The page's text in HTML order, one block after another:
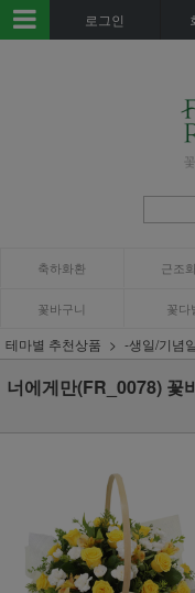
로그인
축하화환 근조
꽃바구니 꽃다
테마별 추천상품 -생일/기념일
너에게만(FR_0078) 꽃